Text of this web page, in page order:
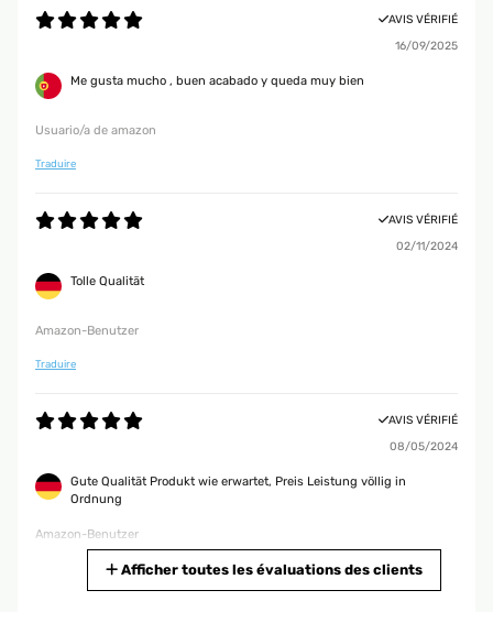
AVIS VÉRIFIÉ
16/09/2025
Me gusta mucho , buen acabado y queda muy bien
Usuario/a de amazon
Traduire
AVIS VÉRIFIÉ
02/11/2024
Tolle Qualität
Amazon-Benutzer
Traduire
AVIS VÉRIFIÉ
08/05/2024
Gute Qualität Produkt wie erwartet, Preis Leistung völlig in
Ordnung
Amazon-Benutzer
Afficher toutes les évaluations des clients